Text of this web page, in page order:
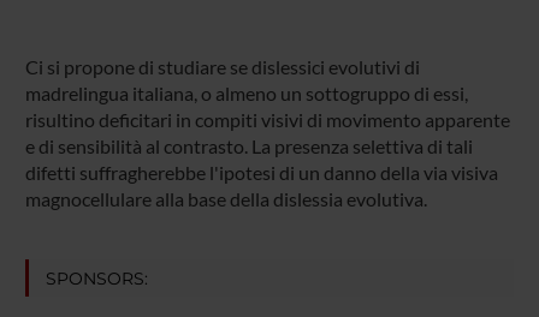
Ci si propone di studiare se dislessici evolutivi di
madrelingua italiana, o almeno un sottogruppo di essi,
risultino deficitari in compiti visivi di movimento apparente
e di sensibilità al contrasto. La presenza selettiva di tali
difetti suffragherebbe l'ipotesi di un danno della via visiva
magnocellulare alla base della dislessia evolutiva.
SPONSORS: